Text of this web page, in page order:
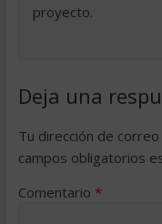
proyecto.
Deja una
Tu dirección de
campos obligatorios
Comentario *